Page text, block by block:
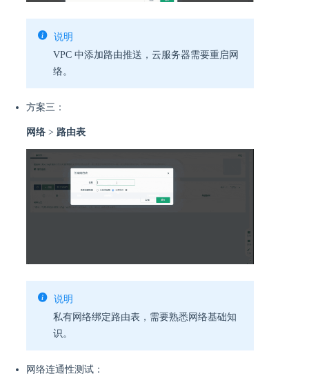
说明
VPC 中添加路由推送，云服务器需要重启网
络。
方案三：
网络 > 路由表
说明
私有网络绑定路由表，需要熟悉网络基础知
识。
网络连通性测试：